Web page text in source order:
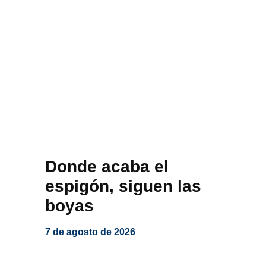
Donde acaba el
espigón, siguen las
boyas
7 de agosto de 2026